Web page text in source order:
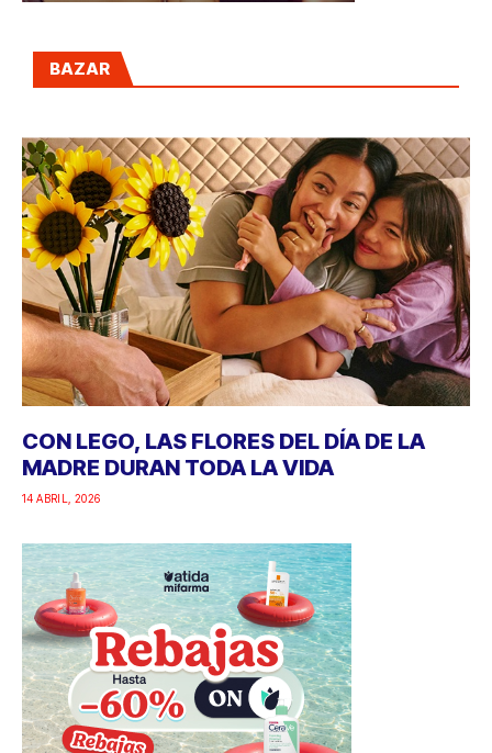
BAZAR
CON LEGO, LAS FLORES DEL DÍA DE LA
MADRE DURAN TODA LA VIDA
14 ABRIL, 2026